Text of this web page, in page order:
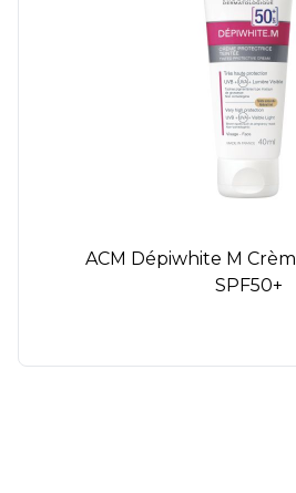
ACM Dépiwhite M
SPF50+